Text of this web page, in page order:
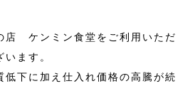
店 ケンミン食堂をご利用いただ
ます。
低下に加え仕入れ価格の高騰が続